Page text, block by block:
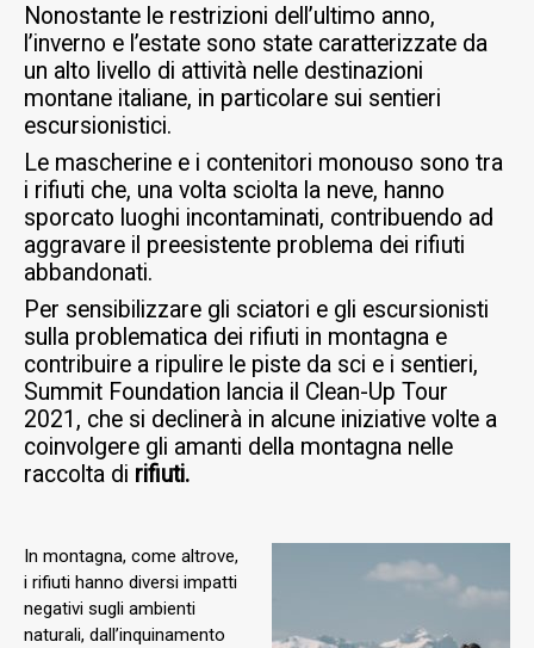
Nonostante le restrizioni dell’ultimo anno,
l’inverno e l’estate sono state caratterizzate da
un alto livello di attività nelle destinazioni
montane italiane, in particolare sui sentieri
escursionistici.
Le mascherine e i contenitori monouso sono tra
i rifiuti che, una volta sciolta la neve, hanno
sporcato luoghi incontaminati, contribuendo ad
aggravare il preesistente problema dei rifiuti
abbandonati.
Per sensibilizzare gli sciatori e gli escursionisti
sulla problematica dei rifiuti in montagna e
contribuire a ripulire le piste da sci e i sentieri,
Summit Foundation lancia il Clean-Up Tour
2021, che si declinerà in alcune iniziative volte a
coinvolgere gli amanti della montagna nelle
raccolta di rifiuti.
In montagna, come altrove,
i rifiuti hanno diversi impatti
negativi sugli ambienti
naturali, dall’inquinamento